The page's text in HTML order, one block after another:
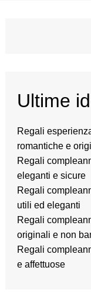
Ultime
Regali
romantiche e
Regali
eleganti e sicure
Regali
utili ed eleganti
Regali
originali e non
Regali
e affettuose